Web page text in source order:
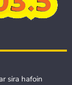
sira hafoin